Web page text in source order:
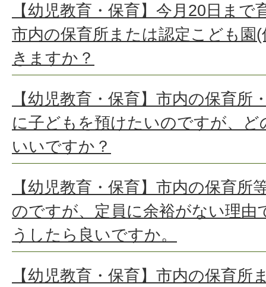
【幼児教育・保育】今月20日ま
市内の保育所または認定こども園
きますか？
【幼児教育・保育】市内の保育所
に子どもを預けたいのですが、
いいですか？
【幼児教育・保育】市内の保育所
のですが、定員に余裕がない理由
うしたら良いですか。
【幼児教育・保育】市内の保育所